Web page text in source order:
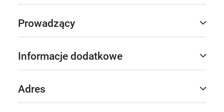
Prowadzący
Informacje dodatkowe
Adres